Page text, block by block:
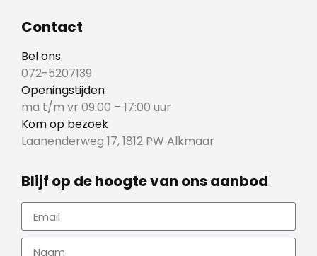
Contact
Bel ons
072-5207139
Openingstijden
ma t/m vr 09:00 – 17:00 uur
Kom op bezoek
Laanenderweg 17, 1812 PW Alkmaar
Blijf op de hoogte van ons aanbod